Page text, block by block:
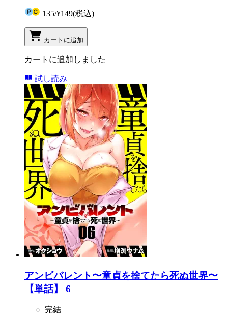
135/¥149(税込)
カートに追加
カートに追加しました
試し読み
アンビバレント〜童貞を捨てたら死ぬ世界〜
【単話】 6
完結